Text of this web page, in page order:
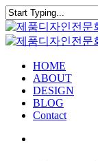
Skip
to
main
content
Close
Search
search
Menu
HOME
ABOUT
DESIGN
BLOG
Contact